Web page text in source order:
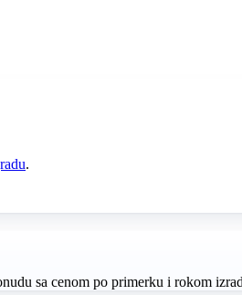
.
sa cenom po primerku i rokom